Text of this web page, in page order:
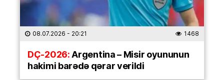
08.07.2026 - 20:21 1468
DÇ-2026:Argentina – Misir oyununun
hakimi barədə qərar verildi